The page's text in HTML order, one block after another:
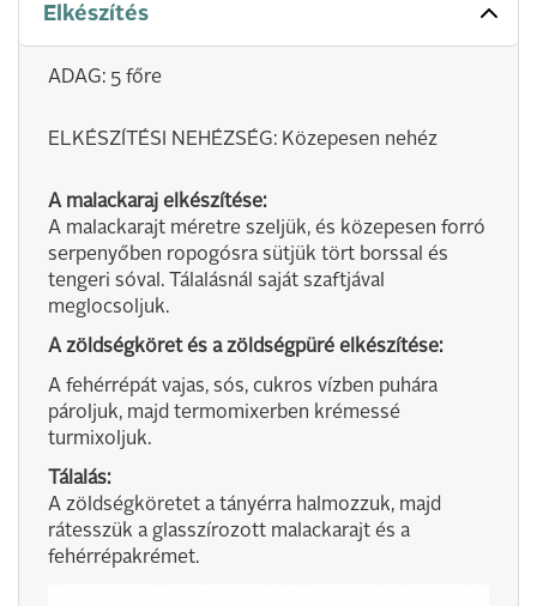
Elkészítés
ADAG: 5 főre
ELKÉSZÍTÉSI NEHÉZSÉG: Közepesen nehéz
A malackaraj elkészítése:
A malackarajt méretre szeljük, és közepesen forró
serpenyőben ropogósra sütjük tört borssal és
tengeri sóval. Tálalásnál saját szaftjával
meglocsoljuk.
A zöldségköret és a zöldségpüré elkészítése:
A fehérrépát vajas, sós, cukros vízben puhára
pároljuk, majd termomixerben krémessé
turmixoljuk.
Tálalás:
A zöldségköretet a tányérra halmozzuk, majd
rátesszük a glasszírozott malackarajt és a
fehérrépakrémet.